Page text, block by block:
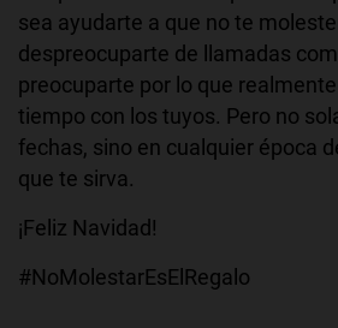
sea ayudarte a que no te
despreocuparte de llamadas
preocuparte por lo que
tiempo con los tuyos. Pero no
fechas, sino en cualquier época
que te sirva.
¡Feliz Navidad!
#NoMolestarEsElRegalo